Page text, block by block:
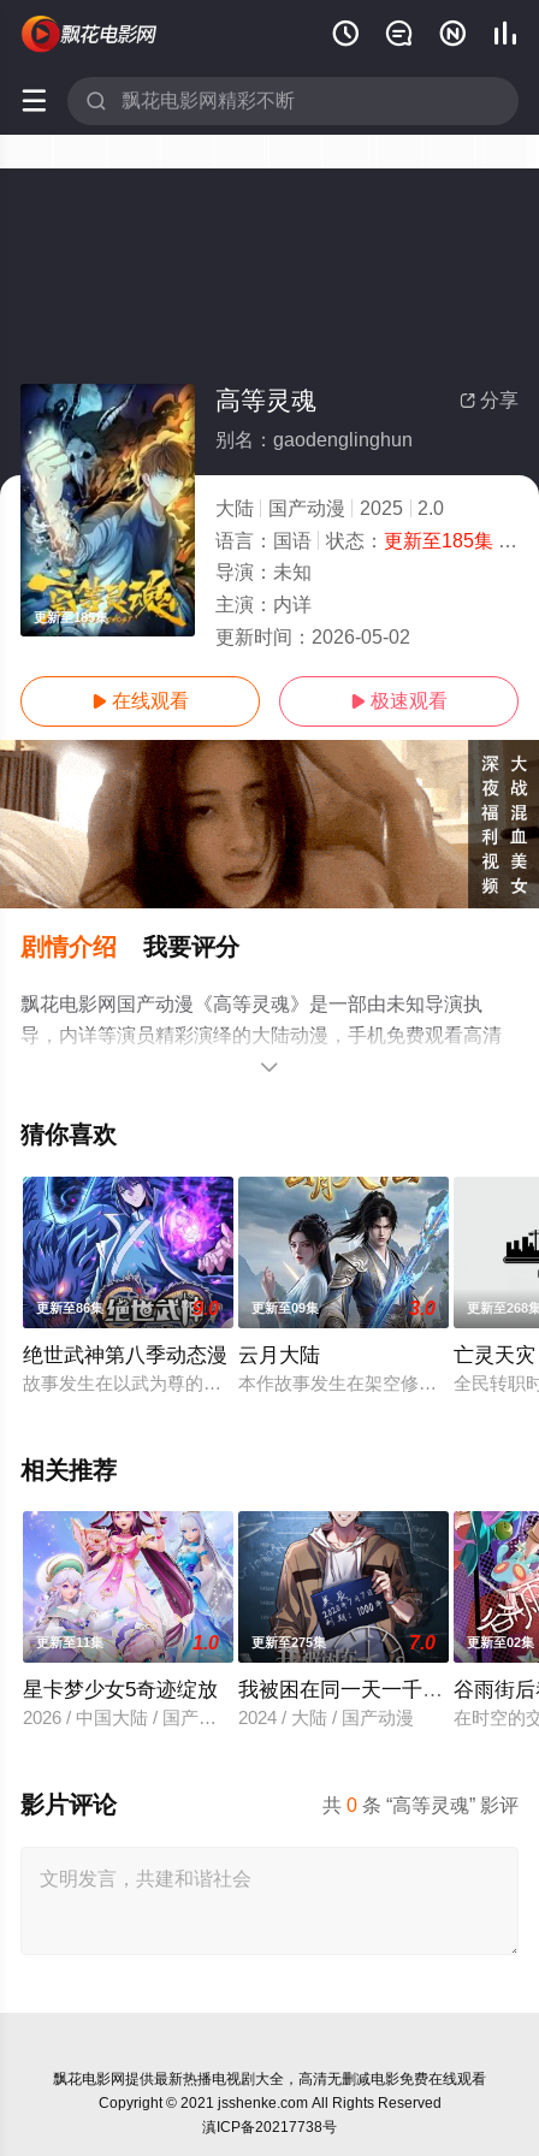
   
 
更新至185集
 分享
高等灵魂
别名：gaodenglinghun
大陆 国产动漫 2025
2.0
语言： 国语 状态： 更新至185集- 免费在线播放
导演： 未知
主演： 内详
更新时间： 2026-05-02
 在线观看  极速观看
剧情介绍 我要评分
飘花电影网国产动漫《高等灵魂》是一部由未知导演执
导，内详等演员精彩演绎的大陆动漫，手机免费观看高清
未删减完整版动漫全集就上飘花影院，更多相关信息可移

猜你喜欢
更新至86集 9.0
绝世武神第八季动态漫
故事发生在以武为尊的九霄大陆，讲述了现代学生林枫，因为
更新至09集 3.0
云月大陆
本作故事发生在架空修仙世界——云
更新至268
亡灵天
全民转职
相关推荐
更新至11集 1.0
星卡梦少女5奇迹绽放
2026 / 中国大陆 / 国产动漫
更新至275集 7.0
我被困在同一天一千年动态漫画
2024 / 大陆 / 国产动漫
更新至02集
谷雨街
在时空的
共0 条 “高等灵魂” 影评
影片评论
飘花电影网提供最新热播电视剧大全，高清无删减电影免费在线观看
Copyright © 2021 jsshenke.com All Rights Reserved
滇ICP备20217738号